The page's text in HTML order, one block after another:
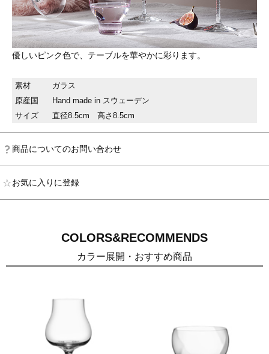
優しいピンク色で、テーブルを華やかに彩ります。
素材
ガラス
原産国
Hand made in スウェーデン
サイズ
直径8.5cm 高さ8.5cm
商品についてのお問い合わせ
お気に入りに登録
COLORS&RECOMMENDS
カラー展開・おすすめ商品